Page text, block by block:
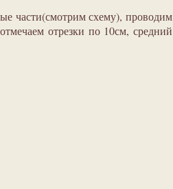
части(смотрим схему), проводим
отрезки по 10см, средний